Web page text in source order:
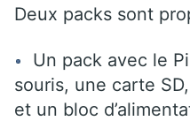
Deux packs sont
Un pack avec le
souris, une carte
et un bloc